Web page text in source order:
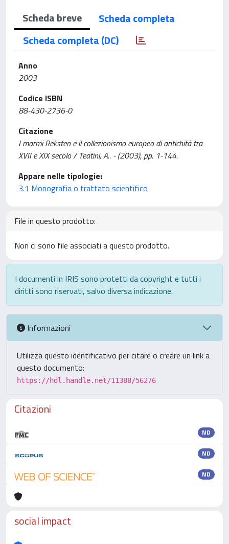
Scheda breve
Scheda completa
Scheda completa (DC)
Anno
2003
Codice ISBN
88-430-2736-0
Citazione
I marmi Reksten e il collezionismo europeo di antichità tra
XVII e XIX secolo / Teatini, A.. - (2003), pp. 1-144.
Appare nelle tipologie:
3.1 Monografia o trattato scientifico
File in questo prodotto:
Non ci sono file associati a questo prodotto.
I documenti in IRIS sono protetti da copyright e tutti i
diritti sono riservati, salvo diversa indicazione.
Informazioni
Utilizza questo identificativo per citare o creare un link a
questo documento:
https://hdl.handle.net/11388/56276
Citazioni
ND
ND
ND
social impact